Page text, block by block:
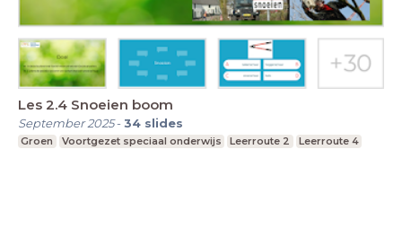
Les 2.4 Snoeien boom
September 2025-34 slides
Groen Voortgezet speciaal onderwijs Leerroute 2 Leerroute 4